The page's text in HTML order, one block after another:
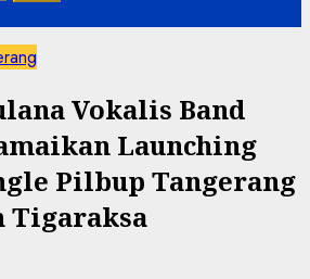
Vokalis Band
Launching
Pilbup Tangerang
Tigaraksa